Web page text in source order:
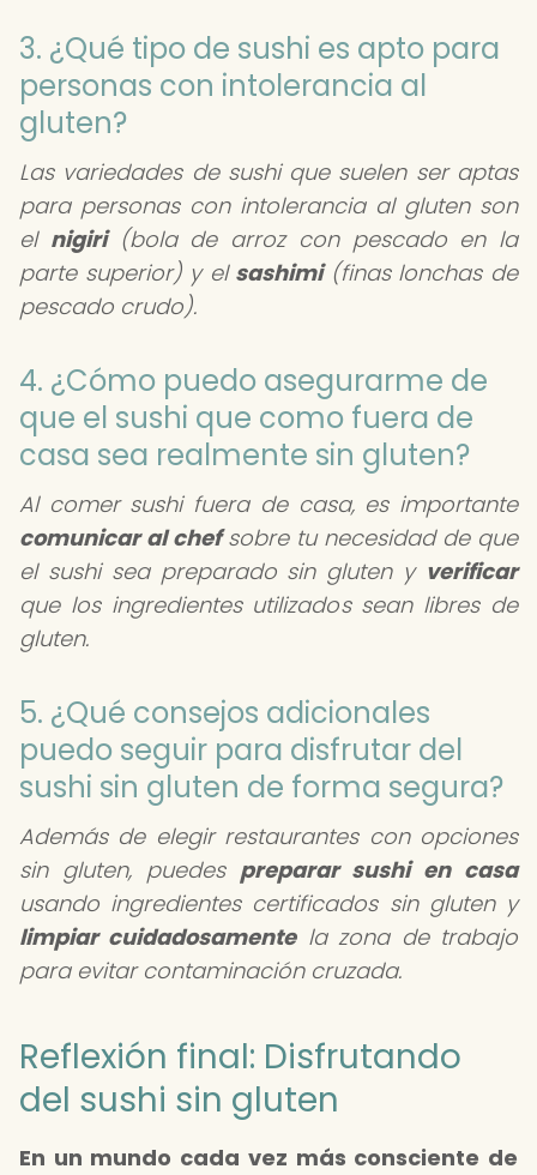
3. ¿Qué tipo de sushi es apto para
personas con intolerancia al
gluten?
Las variedades de sushi que suelen ser aptas
para personas con intolerancia al gluten son
el nigiri(bola de arroz con pescado en la
parte superior) y el sashimi(finas lonchas de
pescado crudo).
4. ¿Cómo puedo asegurarme de
que el sushi que como fuera de
casa sea realmente sin gluten?
Al comer sushi fuera de casa, es importante
comunicar al chefsobre tu necesidad de que
el sushi sea preparado sin gluten y verificar
que los ingredientes utilizados sean libres de
gluten.
5. ¿Qué consejos adicionales
puedo seguir para disfrutar del
sushi sin gluten de forma segura?
Además de elegir restaurantes con opciones
sin gluten, puedes preparar sushi en casa
usando ingredientes certificados sin gluten y
limpiar cuidadosamentela zona de trabajo
para evitar contaminación cruzada.
Reflexión final: Disfrutando
del sushi sin gluten
En un mundo cada vez más consciente de